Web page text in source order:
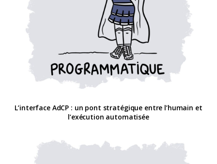
L’interface AdCP : un pont stratégique entre l’humain et
l’exécution automatisée